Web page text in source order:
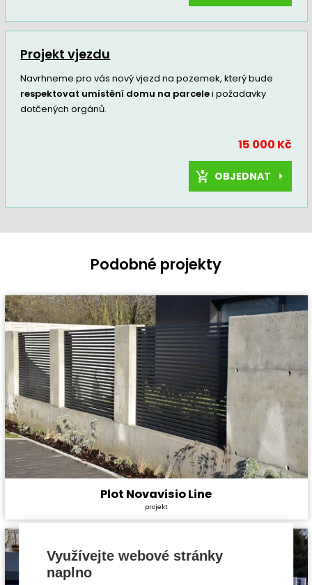
Projekt vjezdu
Navrhneme pro vás nový vjezd na pozemek, který bude
respektovat umístění domu na parcelei požadavky
dotčených orgánů.
15 000 Kč
OBJEDNAT
Podobné projekty
Cena stavby svépomocí:
Užitná plocha:
0 m²
Plot Novavisio Line
projekt
Využívejte webové stránky
naplno